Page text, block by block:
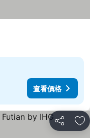
查看價格
分享 放